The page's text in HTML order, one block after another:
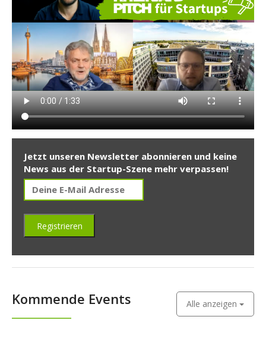
Jetzt unseren Newsletter abonnieren und keine
News aus der Startup-Szene mehr verpassen!
Kommende Events Alle anzeigen